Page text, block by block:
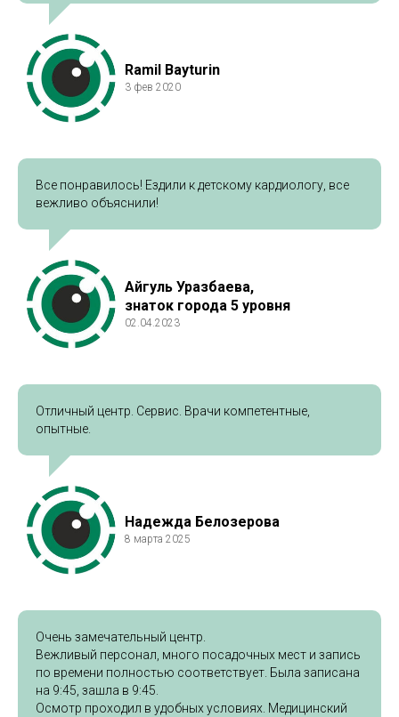
Ramil Bayturin
3 фев 2020
Все понравилось! Ездили к детскому кардиологу, все
вежливо объяснили!
Айгуль Уразбаева,
знаток города 5 уровня
02.04.2023
Отличный центр. Сервис. Врачи компетентные,
опытные.
Надежда Белозерова
8 марта 2025
Очень замечательный центр.
Вежливый персонал, много посадочных мест и запись
по времени полностью соответствует. Была записана
на 9:45, зашла в 9:45.
Осмотр проходил в удобных условиях. Медицинский